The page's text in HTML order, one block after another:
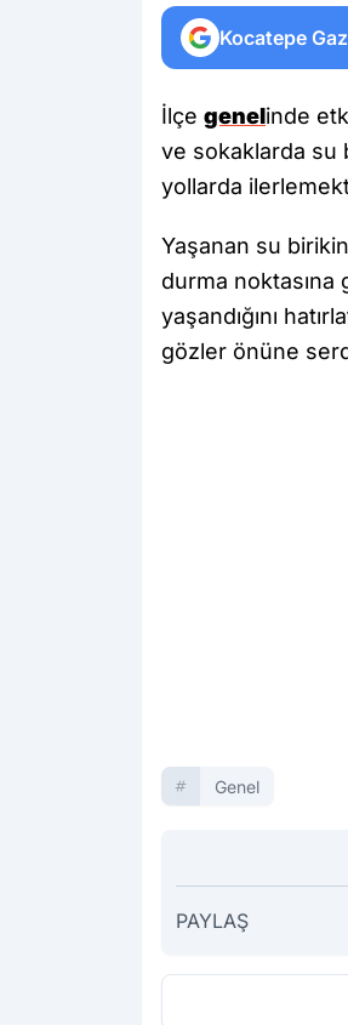
Kocatepe
İlçe genelinde
ve sokaklarda su
yollarda
Yaşanan su
durma noktasına
yaşandığını
gözler önüne
Genel
PAYLAŞ